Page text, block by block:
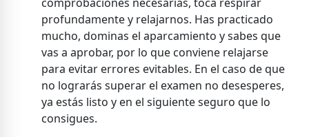
profundamente y relajarnos. Has practicado
mucho, dominas el aparcamiento y sabes que
vas a aprobar, por lo que conviene relajarse
para evitar errores evitables. En el caso de que
no lograrás superar el examen no desesperes,
ya estás listo y en el siguiente seguro que lo
consigues.